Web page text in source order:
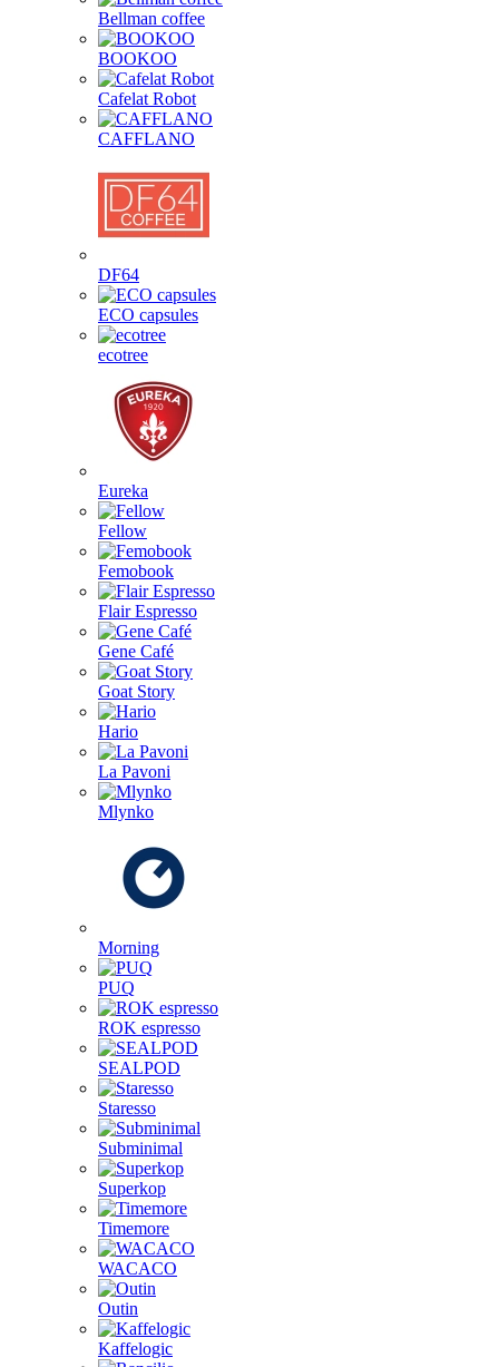
Bellman coffee
BOOKOO
Cafelat Robot
CAFFLANO
DF64
ECO capsules
ecotree
Eureka
Fellow
Femobook
Flair Espresso
Gene Café
Goat Story
Hario
La Pavoni
Mlynko
Morning
PUQ
ROK espresso
SEALPOD
Staresso
Subminimal
Superkop
Timemore
WACACO
Outin
Kaffelogic